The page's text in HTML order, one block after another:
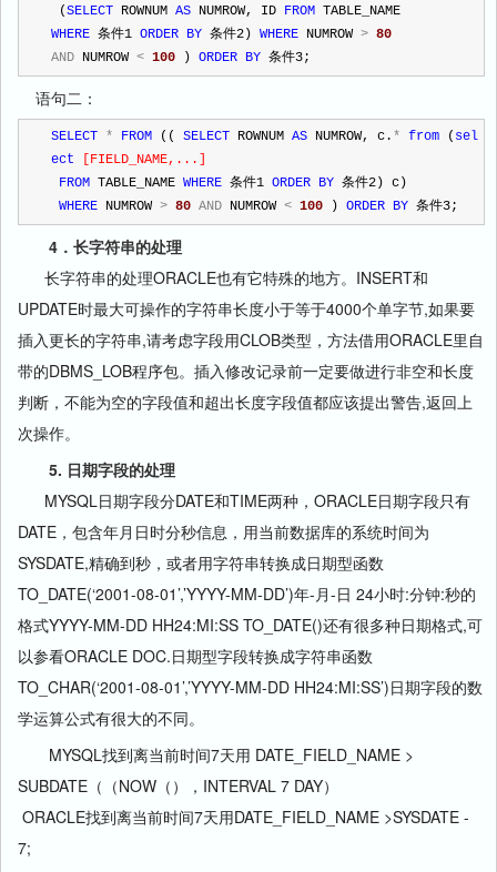
(SELECT ROWNUM AS NUMROW, ID FROM TABLE_NAME
WHERE 条件1 ORDER BY 条件2) WHERE NUMROW > 80
AND NUMROW < 100 ) ORDER BY 条件3;
语句二：
SELECT * FROM (( SELECT ROWNUM AS NUMROW, c. * from ( sel
ect
FIELD_NAME,...
FROM TABLE_NAME WHERE 条件1 ORDER BY 条件2) c)
WHERE NUMROW > 80 AND NUMROW < 100 ) ORDER BY 条件3;
4．长字符串的处理
长字符串的处理ORACLE也有它特殊的地方。INSERT和
UPDATE时最大可操作的字符串长度小于等于4000个单字节,如果要
插入更长的字符串,请考虑字段用CLOB类型，方法借用ORACLE里自
带的DBMS_LOB程序包。插入修改记录前一定要做进行非空和长度
判断，不能为空的字段值和超出长度字段值都应该提出警告,返回上
次操作。
5. 日期字段的处理
MYSQL日期字段分DATE和TIME两种，ORACLE日期字段只有
DATE，包含年月日时分秒信息，用当前数据库的系统时间为
SYSDATE,精确到秒，或者用字符串转换成日期型函数
TO_DATE(‘2001-08-01’,’YYYY-MM-DD’)年-月-日 24小时:分钟:秒的
格式YYYY-MM-DD HH24:MI:SS TO_DATE()还有很多种日期格式,可
以参看ORACLE DOC.日期型字段转换成字符串函数
TO_CHAR(‘2001-08-01’,’YYYY-MM-DD HH24:MI:SS’)日期字段的数
学运算公式有很大的不同。
MYSQL找到离当前时间7天用 DATE_FIELD_NAME >
SUBDATE（（NOW（），INTERVAL 7 DAY）
ORACLE找到离当前时间7天用DATE_FIELD_NAME >SYSDATE -
7;